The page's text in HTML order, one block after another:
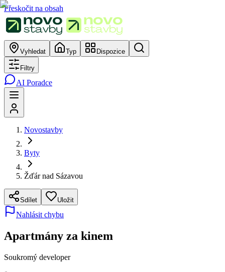
Přeskočit na obsah
Vyhledat Typ Dispozice
Filtry
AI Poradce
Novostavby
Byty
Žďár nad Sázavou
Sdílet Uložit
Nahlásit chybu
Apartmány za kinem
Soukromý developer